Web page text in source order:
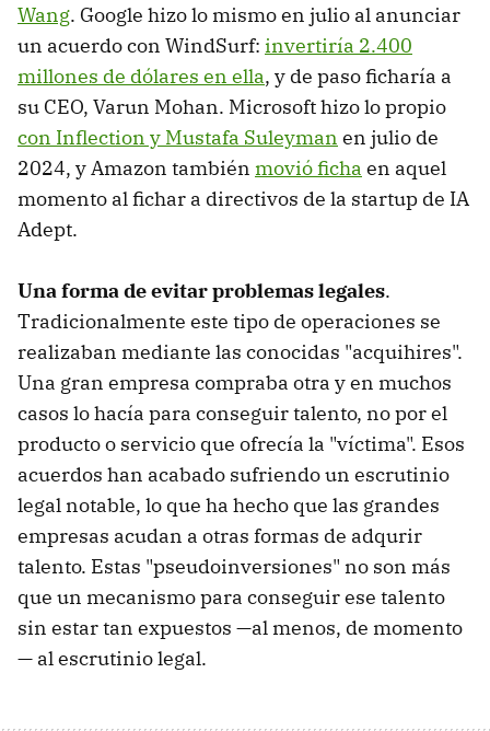
Wang. Google hizo lo mismo en julio al anunciar
un acuerdo con WindSurf: invertiría 2.400
millones de dólares en ella, y de paso ficharía a
su CEO, Varun Mohan. Microsoft hizo lo propio
con Inflection y Mustafa Suleyman en julio de
2024, y Amazon también movió ficha en aquel
momento al fichar a directivos de la startup de IA
Adept.
Una forma de evitar problemas legales.
Tradicionalmente este tipo de operaciones se
realizaban mediante las conocidas "acquihires".
Una gran empresa compraba otra y en muchos
casos lo hacía para conseguir talento, no por el
producto o servicio que ofrecía la "víctima". Esos
acuerdos han acabado sufriendo un escrutinio
legal notable, lo que ha hecho que las grandes
empresas acudan a otras formas de adqurir
talento. Estas "pseudoinversiones" no son más
que un mecanismo para conseguir ese talento
sin estar tan expuestos —al menos, de momento
— al escrutinio legal.